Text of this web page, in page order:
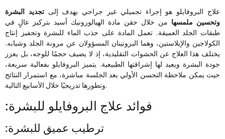
علاج البروفايلو هو إجراء تجميلي غير جراحي يهدف إلىتجديد البشرة
وتحسين ملمسها من خلال حقن مادة الهيالورونيك أسيد بتركيز عالٍ في
طبقات الجلد العميقة. تعمل المادة على جذب الماء للبشرة وتحفيز إنتاج
الكولاجين والإيلاستين، وهما البروتينان المسؤولان عن مرونة الجلد وشبابه.
يختلف هذا العلاج عن الحشوات التقليدية، إذ لا يضيف حجمًا للوجه، بل يعزز
جودة البشرة ويعيد لها إشراقتها الطبيعية. يتميز البروفايلو بفعالية سريعة،
حيث يمكن ملاحظة التحسن الأولي بعد الجلسة مباشرة، مع استمرار النتائج
وتطورها تدريجيًا خلال الأسابيع التالية.
:فوائد علاج البروفايلو للبشرة
:ترطيب عميق للبشرة